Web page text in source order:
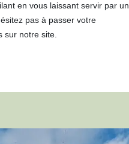
en vous laissant servir par un
pas à passer votre
sur notre site.